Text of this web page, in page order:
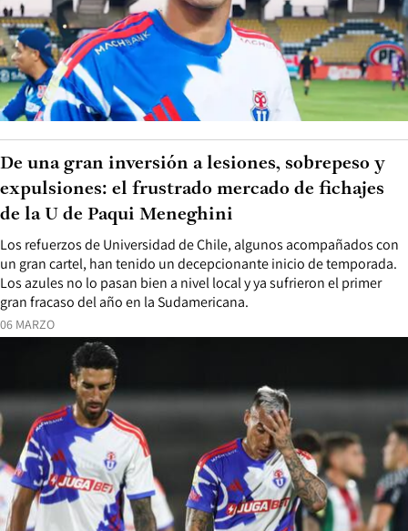
06 MARZO
Los refuerzos de Universidad de Chile, algunos acompañados con
un gran cartel, han tenido un decepcionante inicio de temporada.
Los azules no lo pasan bien a nivel local y ya sufrieron el primer
gran fracaso del año en la Sudamericana.
De una gran inversión a lesiones, sobrepeso y
expulsiones: el frustrado mercado de fichajes
de la U de Paqui Meneghini